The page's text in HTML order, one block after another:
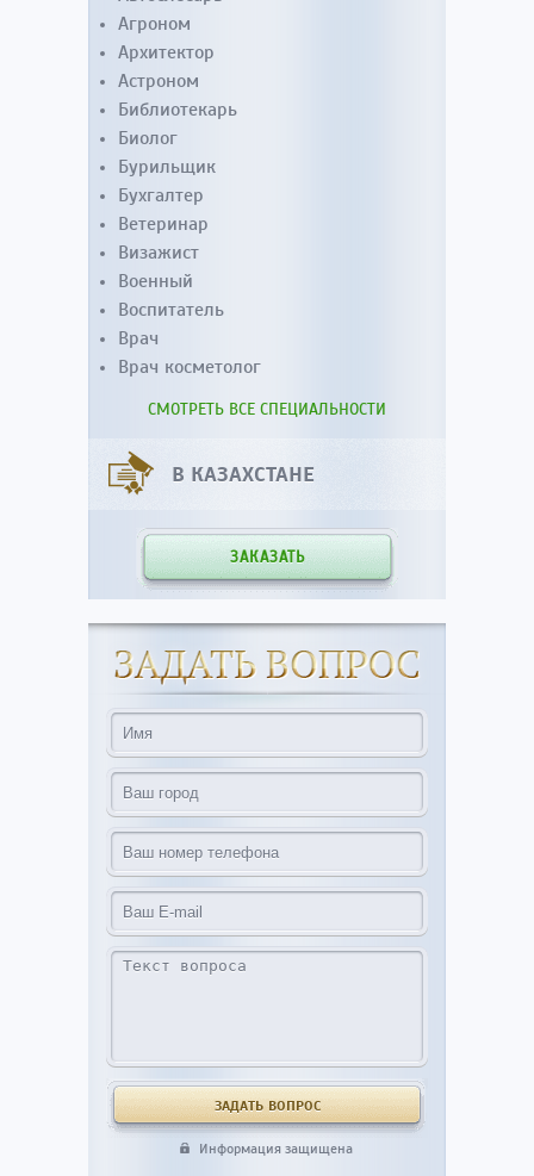
Агроном
Архитектор
Астроном
Библиотекарь
Биолог
Бурильщик
Бухгалтер
Ветеринар
Визажист
Военный
Воспитатель
Врач
Врач косметолог
СМОТРЕТЬ ВСЕ СПЕЦИАЛЬНОСТИ
В КАЗАХСТАНЕ
ЗАКАЗАТЬ
Информация защищена